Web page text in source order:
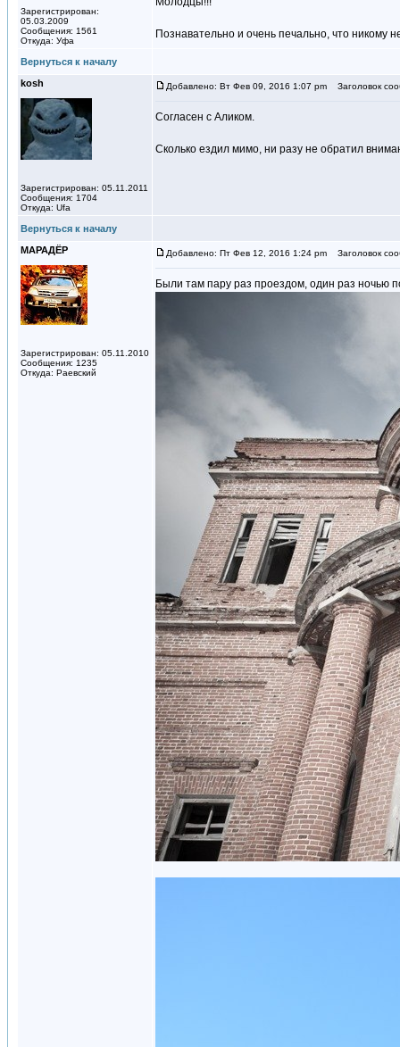
Зарегистрирован:
05.03.2009
Сообщения: 1561
Откуда: Уфа
Познавательно и очень печально, что никому
Вернуться к началу
kosh
Зарегистрирован: 05.11.2011
Сообщения: 1704
Откуда: Ufa
Добавлено: Вт Фев 09, 2016 1:07 pm Заголовок
Согласен с Аликом.
Сколько ездил мимо, ни разу не обратил
Вернуться к началу
МАРАДЁР
Зарегистрирован: 05.11.2010
Сообщения: 1235
Откуда: Раевский
Добавлено: Пт Фев 12, 2016 1:24 pm Заголовок
Были там пару раз проездом, один раз ночью